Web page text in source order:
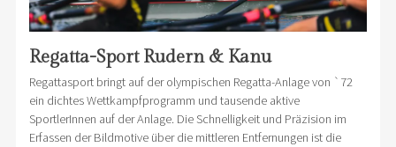
Regatta-Sport Rudern & Kanu
Regattasport bringt auf der olympischen Regatta-Anlage von `72
ein dichtes Wettkampfprogramm und tausende aktive
SportlerInnen auf der Anlage. Die Schnelligkeit und Präzision im
Erfassen der Bildmotive über die mittleren Entfernungen ist die